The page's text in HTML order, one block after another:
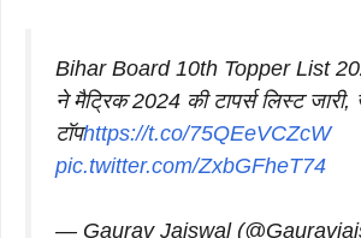
Bihar Board 10th Topper List
ने मैट्रिक 2024 की टापर्स लिस्ट
टॉपhttps://t.co/75QEeVCZcW
pic.twitter.com/ZxbGFheT74
— Gaurav Jaiswal